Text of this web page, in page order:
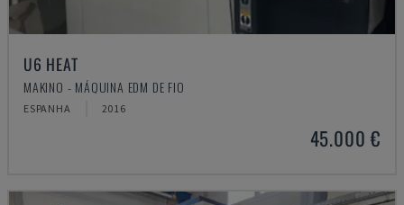
U6 HEAT
MAKINO - MÁQUINA EDM DE FIO
ESPANHA 2016
45.000 €